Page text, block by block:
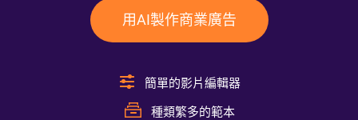
用AI製作商業廣告
簡單的影片編輯器
種類繁多的範本